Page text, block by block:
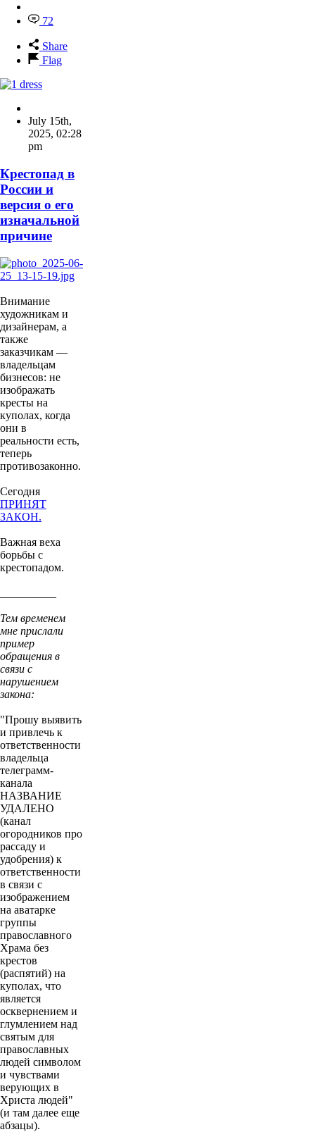
72
Share
Flag
July 15th,
2025, 02:28
pm
Крестопад в
России и
версия о его
изначальной
причине
Внимание
художникам и
дизайнерам, а
также
заказчикам —
владельцам
бизнесов: не
изображать
кресты на
куполах, когда
они в
реальности есть,
теперь
противозаконно.
Сегодня
ПРИНЯТ
ЗАКОН.
Важная веха
борьбы с
крестопадом.
Тем временем
мне прислали
пример
обращения в
связи с
нарушением
закона:
"Прошу выявить
и привлечь к
ответственности
владельца
телеграмм-
канала
НАЗВАНИЕ
УДАЛЕНО
(канал
огородников про
рассаду и
удобрения) к
ответственности
в связи с
изображением
на аватарке
группы
православного
Храма без
крестов
(распятий) на
куполах, что
является
осквернением и
глумлением над
святым для
православных
людей символом
и чувствами
верующих в
Христа людей"
(и там далее еще
абзацы).